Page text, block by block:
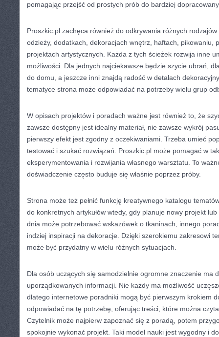
pomagając przejść od prostych prób do bardziej
Proszkic.pl zachęca również do odkrywania różnych
odzieży, dodatkach, dekoracjach wnętrz, haftach, pikowaniu,
projektach artystycznych. Każda z tych ścieżek rozwija inne
możliwości. Dla jednych najciekawsze będzie szycie ubrań,
do domu, a jeszcze inni znajdą radość w detalach
tematyce strona może odpowiadać na potrzeby wielu grup
W opisach projektów i poradach ważne jest również to, że
zawsze dostępny jest idealny materiał, nie zawsze wykrój
pierwszy efekt jest zgodny z oczekiwaniami. Trzeba umieć
testować i szukać rozwiązań. Proszkic.pl może pomagać w
eksperymentowania i rozwijania własnego warsztatu. To
doświadczenie często buduje się właśnie poprzez próby.
Strona może też pełnić funkcję kreatywnego katalogu
do konkretnych artykułów wtedy, gdy planuje nowy projekt
dnia może potrzebować wskazówek o tkaninach, innego
indziej inspiracji na dekoracje. Dzięki szerokiemu zakresowi
może być przydatny w wielu różnych sytuacjach.
Dla osób uczących się samodzielnie ogromne znaczenie ma
uporządkowanych informacji. Nie każdy ma możliwość
dlatego internetowe poradniki mogą być pierwszym krokiem
odpowiadać na tę potrzebę, oferując treści, które można
Czytelnik może najpierw zapoznać się z poradą, potem
spokojnie wykonać projekt. Taki model nauki jest wygodny i